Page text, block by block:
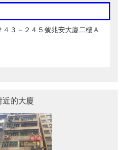
３－２４５號兆安大廈二樓Ａ
的大廈